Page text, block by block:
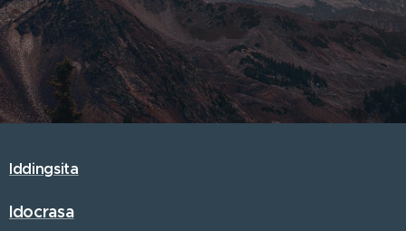
Iddingsita
Idocrasa